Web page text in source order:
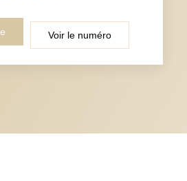
Voir le numéro